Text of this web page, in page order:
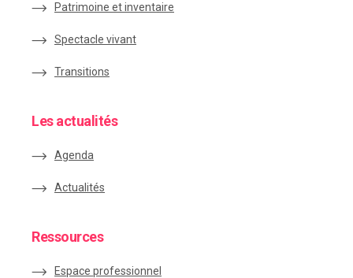
Patrimoine et inventaire
Spectacle vivant
Transitions
Les actualités
Agenda
Actualités
Ressources
Espace professionnel